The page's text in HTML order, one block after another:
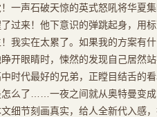
一声石破天惊的英式怒吼将华夏
过来！他下意识的弹跳起身，用
我实在太累了。如果我的方案有
开眼睛时，悚然的发现自己居然
时代最好的兄弟，正瞠目结舌的
怎么了……一夜之间就从奥特曼变
节刻画真实，给人全新代入感